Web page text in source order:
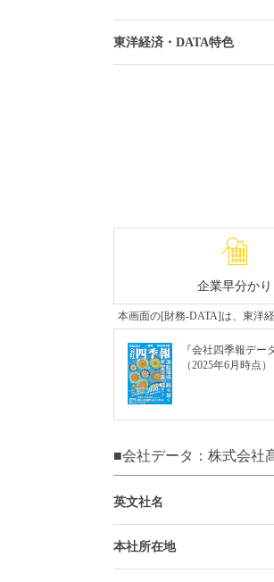
東洋経済・DATA特色
企業早分かり
本画面の[財務-DATA]は、東洋
『会社四季報デー
（2025年6月時点）
■会社データ：株式会社
英文社名
本社所在地